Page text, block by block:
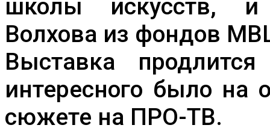
школы искусств, и
Волхова из фондов
Выставка
интересного было на
сюжете на ПРО-ТВ.